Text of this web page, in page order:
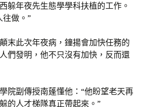
躲年夜先生態學學科扶植的工作。
往做。”
末此次年夜病，鐘揚會加快任務的
們發明，他不只沒有加快，反而還
院副傳授南蓬懂他：“他盼望老天再
的人才梯隊真正帶起來。”